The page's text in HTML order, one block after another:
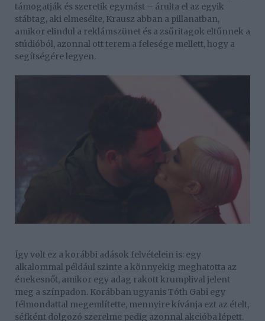
támogatják és szeretik egymást – árulta el az egyik
stábtag, aki elmesélte, Krausz abban a pillanatban,
amikor elindul a reklámszünet és a zsűritagok eltűnnek a
stúdióból, azonnal ott terem a felesége mellett, hogy a
segítségére legyen.
Így volt ez a korábbi adások felvételein is: egy
alkalommal például szinte a könnyekig meghatotta az
énekesnőt, amikor egy adag rakott krumplival jelent
meg a színpadon. Korábban ugyanis Tóth Gabi egy
félmondattal megemlítette, mennyire kívánja ezt az ételt,
séfként dolgozó szerelme pedig azonnal akcióba lépett.